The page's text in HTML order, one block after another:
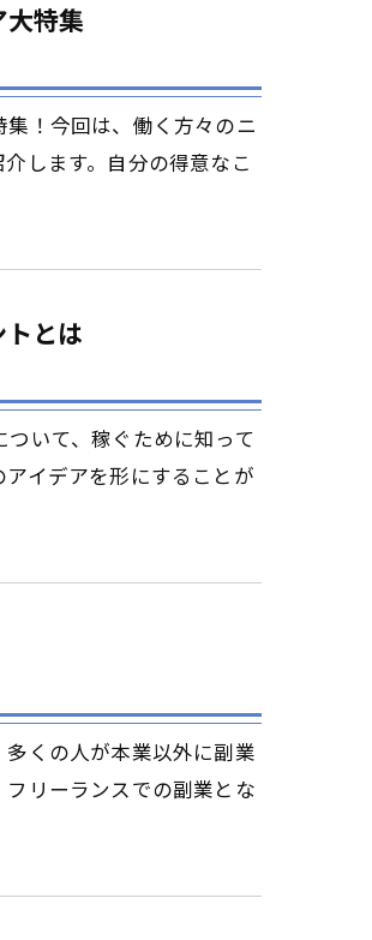
特集
！今回は、働く方々のニ
します。自分の得意なこ
とは
いて、稼ぐために知って
イデアを形にすることが
くの人が本業以外に副業
リーランスでの副業とな